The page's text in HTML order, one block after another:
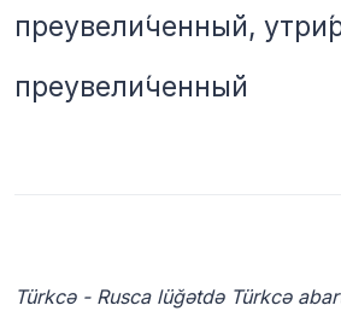
преувели́ченный,
преувели́ченный
Türkcə - Rusca lüğətdə Türkcə